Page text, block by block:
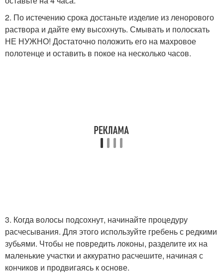
2. По истечению срока достаньте изделие из ленорового
раствора и дайте ему высохнуть. Смывать и полоскать
НЕ НУЖНО! Достаточно положить его на махровое
полотенце и оставить в покое на несколько часов.
3. Когда волосы подсохнут, начинайте процедуру
расчесывания. Для этого используйте гребень с редкими
зубьями. Чтобы не повредить локоны, разделите их на
маленькие участки и аккуратно расчешите, начиная с
кончиков и продвигаясь к основе.